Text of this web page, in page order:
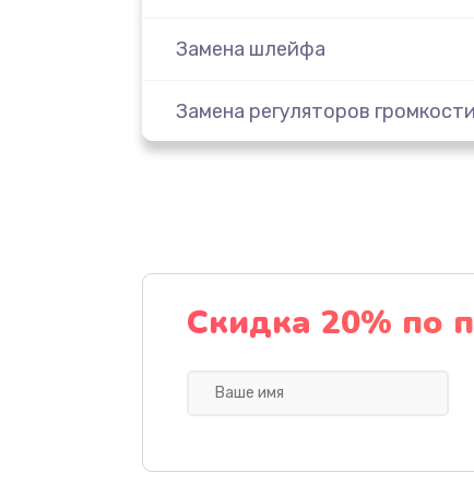
Замена шлейфа
Замена регуляторов громкости
Скидка 20% по